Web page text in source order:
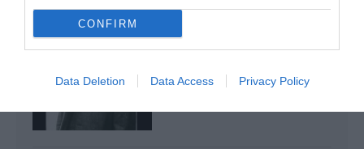
CONFIRM
Data Deletion Data Access Privacy Policy
LE 8 AOÛT 1908 DANS LE
DÉMONSTRATION